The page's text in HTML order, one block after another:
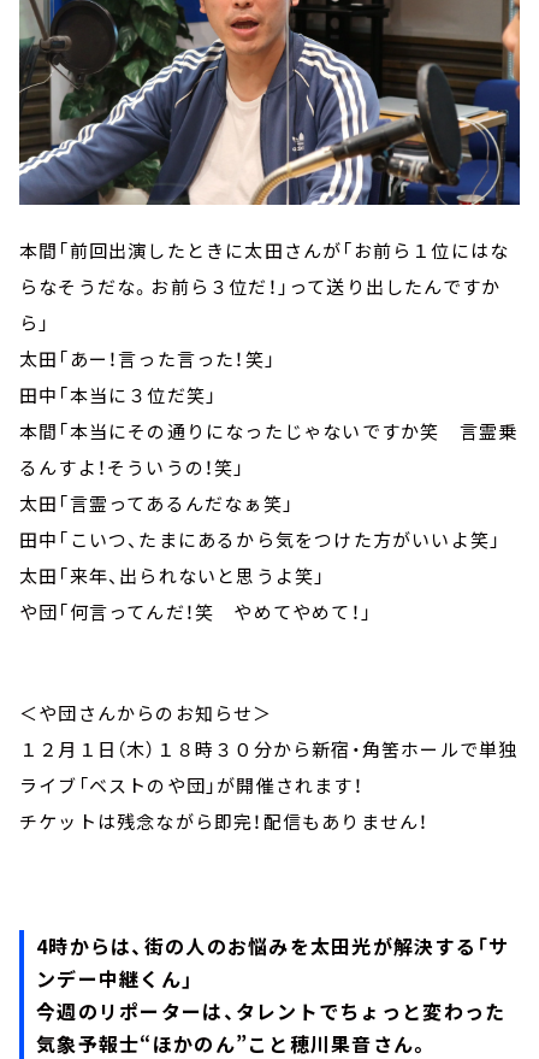
本間「前回出演したときに太田さんが「お前ら１位にはな
らなそうだな。お前ら３位だ！」って送り出したんですか
ら」
太田「あー！言った言った！笑」
田中「本当に３位だ笑」
本間「本当にその通りになったじゃないですか笑 言霊乗
るんすよ！そういうの！笑」
太田「言霊ってあるんだなぁ笑」
田中「こいつ、たまにあるから気をつけた方がいいよ笑」
太田「来年、出られないと思うよ笑」
や団「何言ってんだ！笑 やめてやめて！」
＜や団さんからのお知らせ＞
１２月１日（木）１８時３０分から新宿・角筈ホールで単独
ライブ「ベストのや団」が開催されます！
チケットは残念ながら即完！配信もありません！
4時からは、街の人のお悩みを太田光が解決する「サ
ンデー中継くん」
今週のリポーターは、タレントでちょっと変わった
気象予報士“ほかのん”こと穂川果音さん。